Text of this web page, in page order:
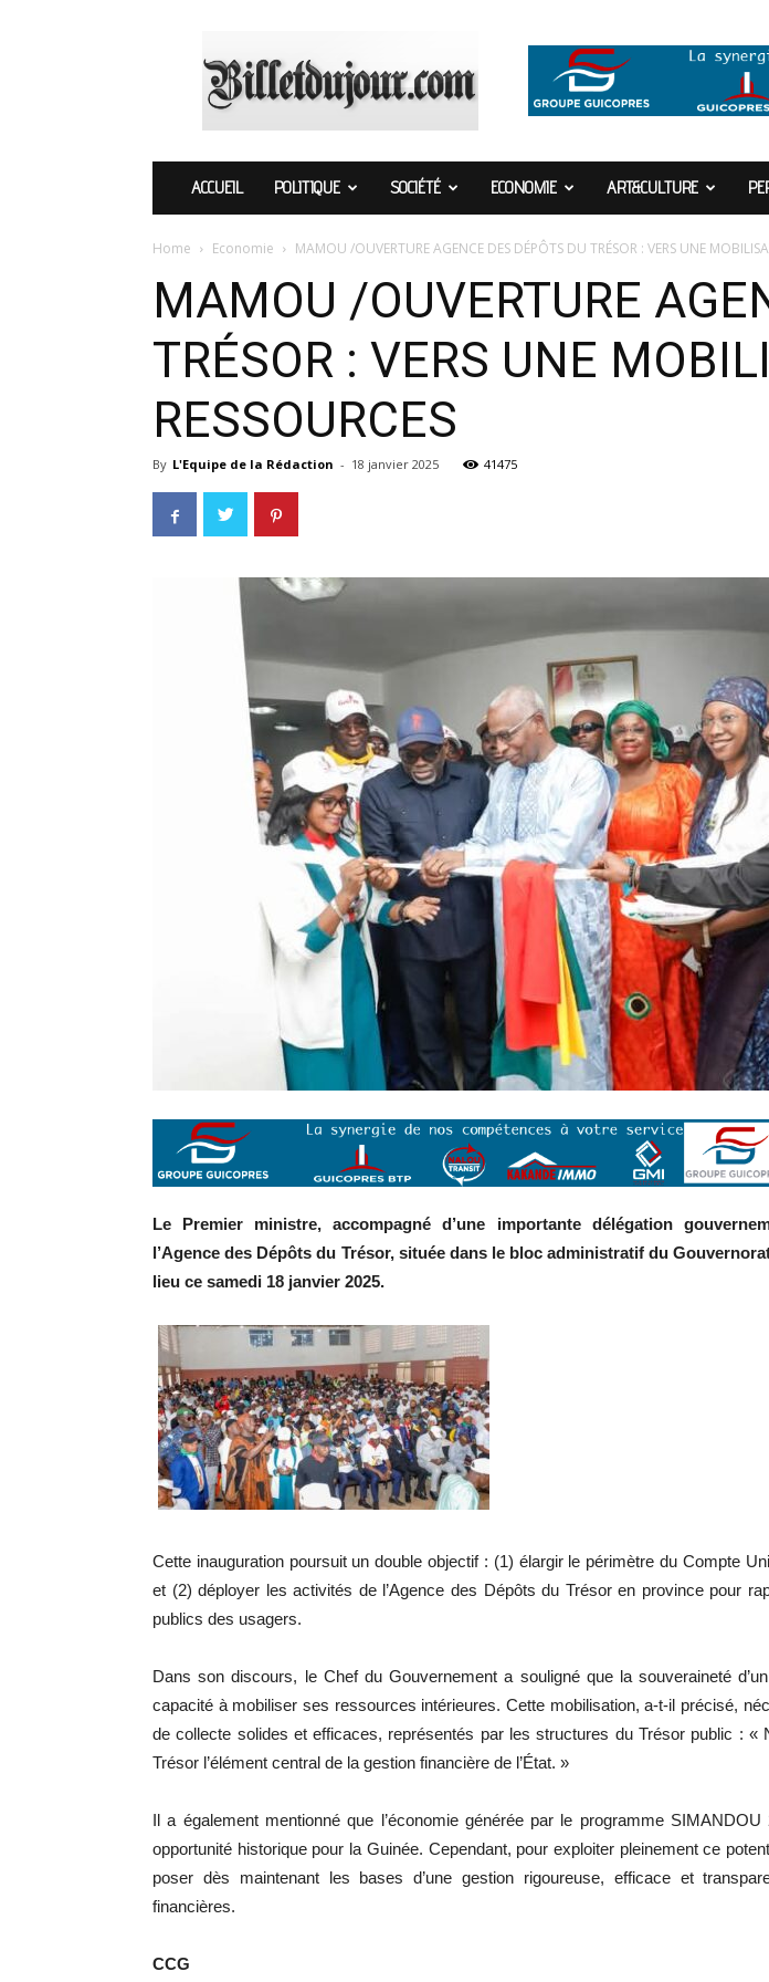
ACCUEIL POLITIQUE SOCIÉTÉ ECONOMIE ART&CULTURE
Home Economie MAMOU /OUVERTURE AGENCE DES DÉPÔTS DU TRÉSOR : VERS UNE
MAMOU /OUVERTURE
TRÉSOR : VERS UNE
RESSOURCES
By L'Equipe de la Rédaction - 18 janvier 2025 41475
Le Premier ministre, accompagné d’une importante délégation
l’Agence des Dépôts du Trésor, située dans le bloc administratif du
lieu ce samedi 18 janvier 2025.
Cette inauguration poursuit un double objectif : (1) élargir le périmètre du Compte
et (2) déployer les activités de l’Agence des Dépôts du Trésor en province pour
publics des usagers.
Dans son discours, le Chef du Gouvernement a souligné que la souveraineté
capacité à mobiliser ses ressources intérieures. Cette mobilisation, a-t-il précisé,
de collecte solides et efficaces, représentés par les structures du Trésor public : «
Trésor l’élément central de la gestion financière de l’État. »
Il a également mentionné que l’économie générée par le programme SIMANDOU
opportunité historique pour la Guinée. Cependant, pour exploiter pleinement ce
poser dès maintenant les bases d’une gestion rigoureuse, efficace et
financières.
CCG